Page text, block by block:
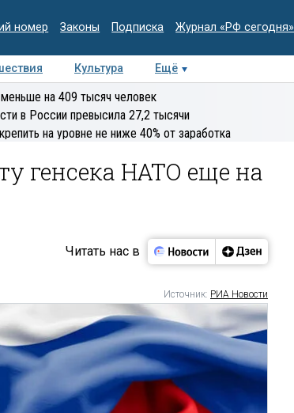
номер Законы Подписка Журнал «РФ сегодня»
Культура Ещё
Интервью Колумнисты
на 409 тысяч человек
в России превысила 27,2 тысячи
на уровне не ниже 40% от заработка
генсека НАТО еще на
Читать нас в
Источник: РИА Новости